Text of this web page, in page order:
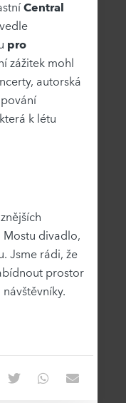
Central
pro
zážitek mohl
autorská
k létu
Mostu divadlo,
Jsme rádi, že
prostor